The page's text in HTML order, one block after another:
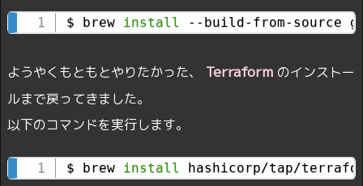
$ brew install --build-from-source
ようやくもともとやりたかった、 Terraform のインストー
ルまで戻ってきました。
以下のコマンドを実行します。
$ brew install hashicorp/tap/